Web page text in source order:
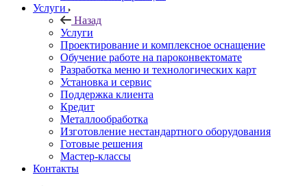
Услуги
Назад
Услуги
Проектирование и комплексное оснащение
Обучение работе на пароконвектомате
Разработка меню и технологических карт
Установка и сервис
Поддержка клиента
Кредит
Металлообработка
Изготовление нестандартного оборудования
Готовые решения
Мастер-классы
Контакты